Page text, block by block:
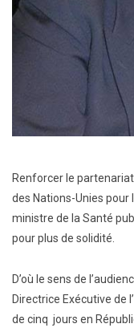
Renforcer le
des Nations-Unies pour
ministre de la Santé
pour plus de solidité.
D’où le sens de
Directrice Exécutive de
de cinq jours en